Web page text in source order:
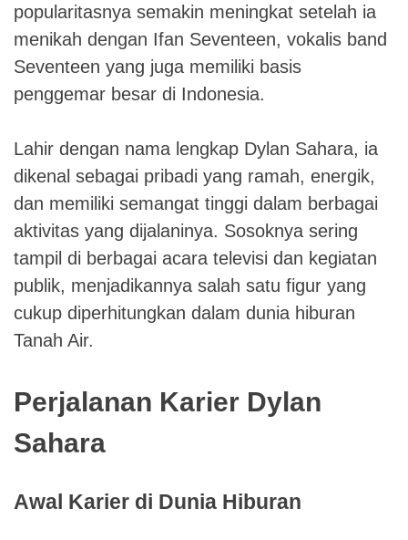
popularitasnya semakin meningkat setelah ia
menikah dengan Ifan Seventeen, vokalis band
Seventeen yang juga memiliki basis
penggemar besar di Indonesia.
Lahir dengan nama lengkap Dylan Sahara, ia
dikenal sebagai pribadi yang ramah, energik,
dan memiliki semangat tinggi dalam berbagai
aktivitas yang dijalaninya. Sosoknya sering
tampil di berbagai acara televisi dan kegiatan
publik, menjadikannya salah satu figur yang
cukup diperhitungkan dalam dunia hiburan
Tanah Air.
Perjalanan Karier Dylan
Sahara
Awal Karier di Dunia Hiburan